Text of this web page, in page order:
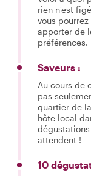
rien n'est
vous
apporter de
préférences.
Saveurs :
Au cours de
pas
quartier de
hôte local
attendent !
10